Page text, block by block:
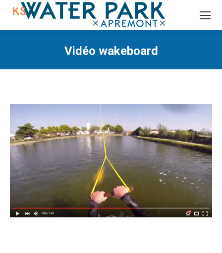
Recherche
:
Vidéo wakeboard